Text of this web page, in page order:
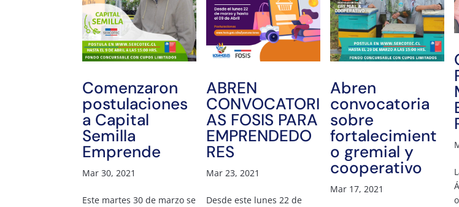
Comenzaron
postulaciones
a Capital
Semilla
Emprende
Mar 30, 2021
Este martes 30 de marzo se
ABREN
CONVOCATORI
AS FOSIS PARA
EMPRENDEDO
RES
Mar 23, 2021
Desde este lunes 22 de
Abren
convocatoria
sobre
fortalecimient
o gremial y
cooperativo
Mar 17, 2021